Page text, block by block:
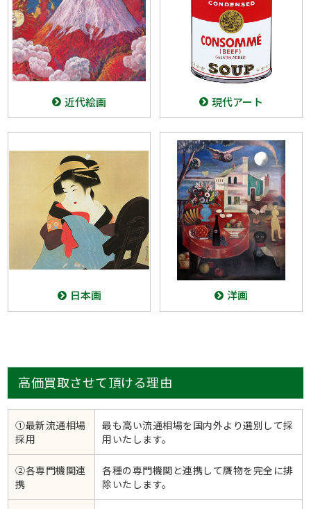
近代絵画 現代アート
日本画 洋画
高価買取させて頂ける理由
①最新流通相場
採用
最も高い流通相場を国内外より選別して採
用いたします。
②各専門機関連
携
各種の専門機関と連携して贋物を完全に排
除いたします。